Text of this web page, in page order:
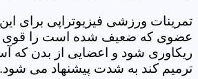
تمرینات ورزشی فیزیوتراپی برای
عضوی که ضعیف شده است را قوی
ریکاوری شود و اعضایی از بدن که
ترمیم کند به شدت پیشنهاد می شود.